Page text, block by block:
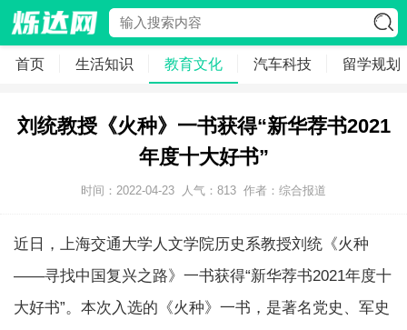
首页 生活知识 教育文化 汽车科技 留学规划
刘统教授《火种》一书获得“新华荐书2021
年度十大好书”
时间：2022-04-23 人气： 813 作者：综合报道
近日，上海交通大学人文学院历史系教授刘统《火种
——寻找中国复兴之路》一书获得“新华荐书2021年度十
大好书”。本次入选的《火种》一书，是著名党史、军史